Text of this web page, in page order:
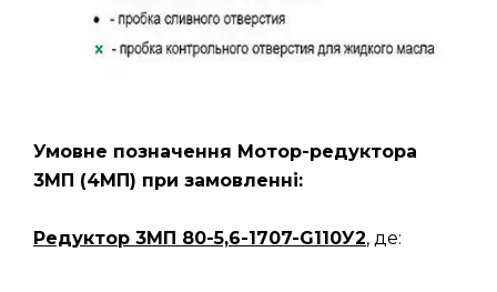
Умовне позначення Мотор-редуктора
3МП (4МП) при замовленні:
Редуктор 3МП 80-5,6-1707-G110У2, де: